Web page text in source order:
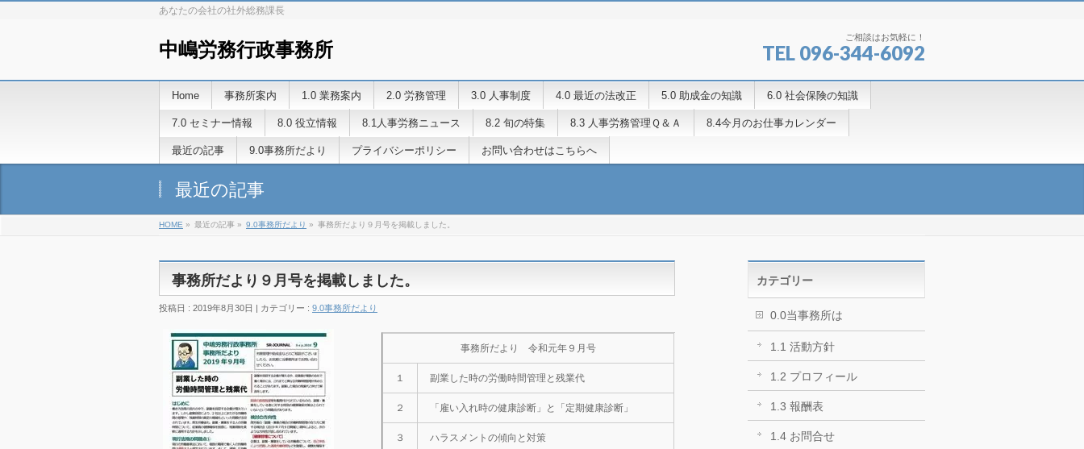
あなたの会社の社外総務課長
中嶋労務行政事務所
ご相談はお気軽に！
TEL 096-344-6092
Home 事務所案内 1.0 業務案内 2.0 労務管理 3.0 人事制度 4.0 最近の法改正 5.0 助成金の知識 6.0 社会保険の知識
7.0 セミナー情報 8.0 役立情報 8.1人事労務ニュース 8.2 旬の特集 8.3 人事労務管理Ｑ＆Ａ 8.4今月のお仕事カレンダー
最近の記事 9.0事務所だより プライバシーポリシー お問い合わせはこちらへ
最近の記事
HOME » 最近の記事 » 9.0事務所だより » 事務所だより９月号を掲載しました。
事務所だより９月号を掲載しました。
投稿日 : 2019年8月30日 | カテゴリー : 9.0事務所だより
事務所だより 令和元年９月号
１ 副業した時の労働時間管理と残業代
２ 「雇い入れ時の健康診断」と「定期健康診断」
３ ハラスメントの傾向と対策
カテゴリー
0.0当事務所は
1.1 活動方針
1.2 プロフィール
1.3 報酬表
1.4 お問合せ